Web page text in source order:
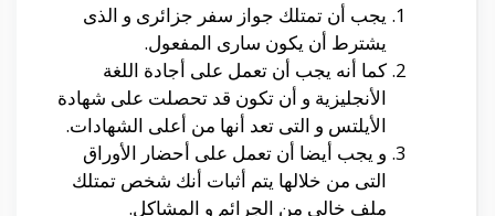
يجب أن تمتلك جواز سفر جزائرى و الذى
يشترط أن يكون سارى المفعول.
كما أنه يجب أن تعمل على أجادة اللغة
الأنجليزية و أن تكون قد تحصلت على شهادة
الأيلتس و التى تعد أنها من أعلى الشهادات.
و يجب أيضا أن تعمل على أحضار الأوراق
التى من خلالها يتم أثبات أنك شخص تمتلك
ملف خالى من الجرائم و المشاكل.